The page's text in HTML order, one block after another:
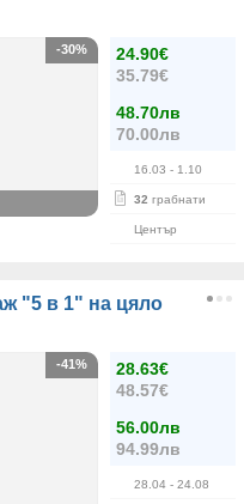
24.90€
35.79€
48.70лв
70.00лв
16.03 - 1.10
32 грабнати
Център
-30%
"5 в 1" на цяло
28.63€
48.57€
56.00лв
94.99лв
28.04 - 24.08
-41%